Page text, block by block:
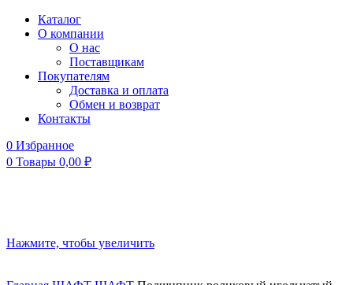
Каталог
О компании
О нас
Поставщикам
Покупателям
Доставка и оплата
Обмен и возврат
Контакты
0 Избранное
0 Товары 0,00 ₽
Нажмите, чтобы увеличить